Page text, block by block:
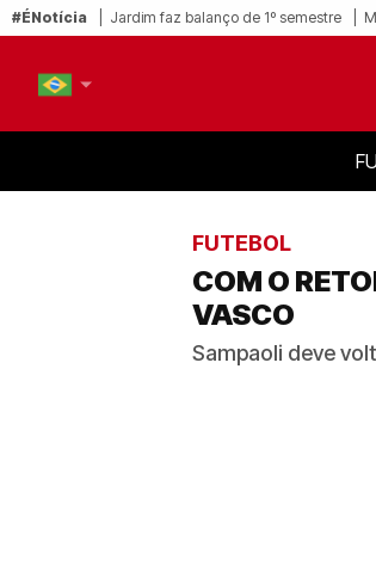
#ÉNotícia Jardim faz balanço de 1º semestre
FUTEBOL
COM O
VASCO
Sampaoli deve